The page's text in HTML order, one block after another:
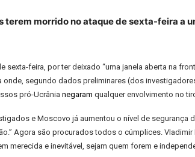
terem morrido no ataque de sexta-feira a
sexta-feira, por ter deixado “uma janela aberta na
segundo dados preliminares (dos
pró-Ucrânia negaram qualquer envolvimento no
e Moscovo já aumentou o nível de segurança
Agora são procurados todos o cúmplices.
e inevitável, sejam quem forem e